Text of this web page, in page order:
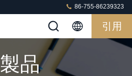
86-755-86239323
引用
製品